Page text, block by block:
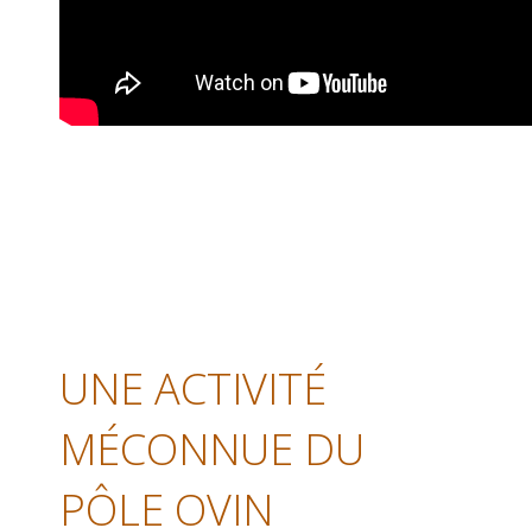
UNE ACTIVITÉ
MÉCONNUE DU
PÔLE OVIN